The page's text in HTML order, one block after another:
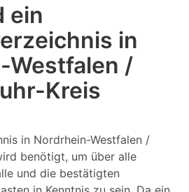
ein
in
Westfalen /
Kreis
in Nordrhein-Westfalen /
benötigt, um über alle
und die bestätigten